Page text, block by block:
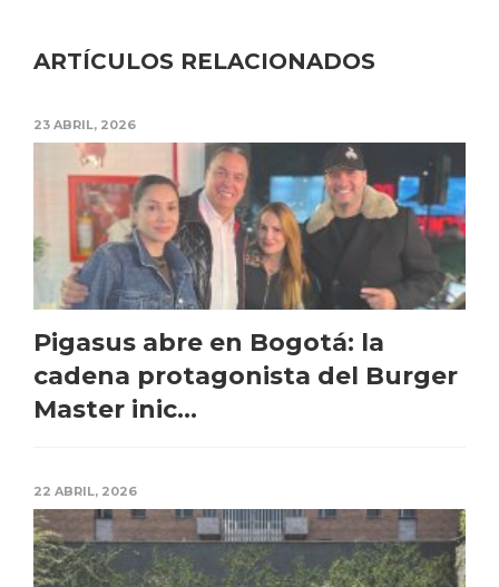
ARTÍCULOS RELACIONADOS
23 ABRIL, 2026
Pigasus abre en Bogotá: la
cadena protagonista del Burger
Master inic...
22 ABRIL, 2026